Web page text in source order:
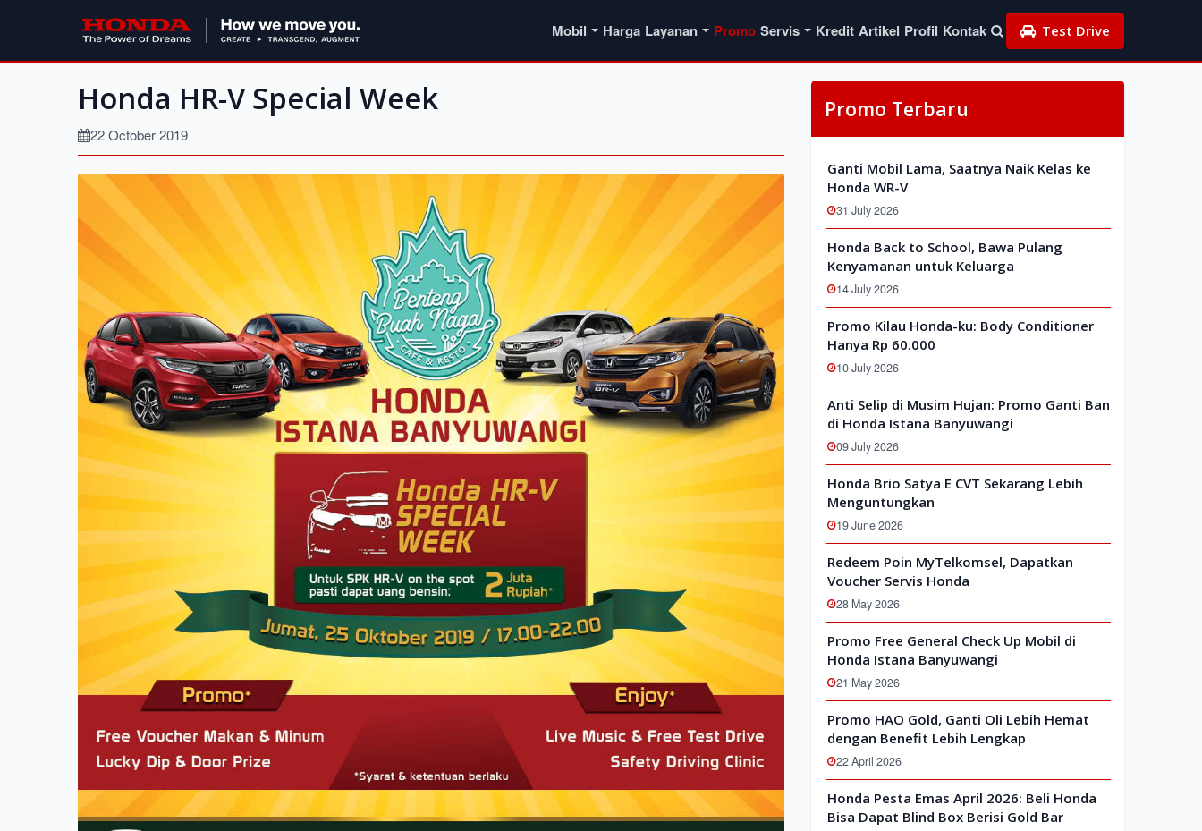
Mobil Harga Layanan Promo Servis Kredit Artikel Profil Kontak Test Drive
Honda HR-V Special Week
22 October 2019
Promo Terbaru
Ganti Mobil Lama, Saatnya Naik Kelas ke
Honda WR-V
31 July 2026
Honda Back to School, Bawa Pulang
Kenyamanan untuk Keluarga
14 July 2026
Promo Kilau Honda-ku: Body Conditioner
Hanya Rp 60.000
10 July 2026
Anti Selip di Musim Hujan: Promo Ganti Ban
di Honda Istana Banyuwangi
09 July 2026
Honda Brio Satya E CVT Sekarang Lebih
Menguntungkan
19 June 2026
Redeem Poin MyTelkomsel, Dapatkan
Voucher Servis Honda
28 May 2026
Promo Free General Check Up Mobil di
Honda Istana Banyuwangi
21 May 2026
Promo HAO Gold, Ganti Oli Lebih Hemat
dengan Benefit Lebih Lengkap
22 April 2026
Honda Pesta Emas April 2026: Beli Honda
Bisa Dapat Blind Box Berisi Gold Bar